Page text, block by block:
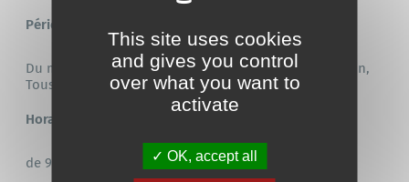
Périodes d’ouverture :
Du mercredi au dimanche pendant tout le mois de juin,
Tous les jours du 13 juillet au 30 août.
Horaires d’ouverture :
de 9h30 à 13h00 et de 14h00 à 17h30
This site uses cookies
and gives you control
over what you want to
activate
OK, accept all